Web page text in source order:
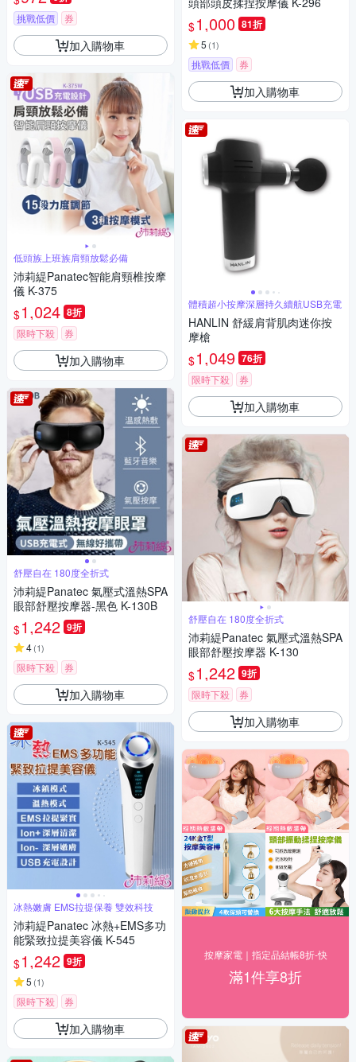
挑戰低價 券
加入購物車
低頭族上班族肩頸放鬆必備
沛莉緹Panatec智能肩頸椎按摩
儀 K-375
$1,024 8折
限時下殺 券
加入購物車
舒壓自在 180度全折式
沛莉緹Panatec 氣壓式溫熱SPA
眼部舒壓按摩器-黑色 K-130B
$1,242 9折
4(1)
限時下殺 券
加入購物車
冰熱嫩膚 EMS拉提保養 雙效科技
沛莉緹Panatec 冰熱+EMS多功
能緊致拉提美容儀 K-545
$1,242 9折
5 (1)
限時下殺 券
加入購物車
$1,000 81折
5 (1)
挑戰低價 券
加入購物車
體積超小按摩深層持久續航USB充電
HANLIN 舒緩肩背肌肉迷你按
摩槍
$1,049 76折
限時下殺 券
加入購物車
舒壓自在 180度全折式
沛莉緹Panatec 氣壓式溫熱SPA
眼部舒壓按摩器 K-130
$1,242 9折
限時下殺 券
加入購物車
按摩家電｜指定品結帳8折-快
滿1件享8折